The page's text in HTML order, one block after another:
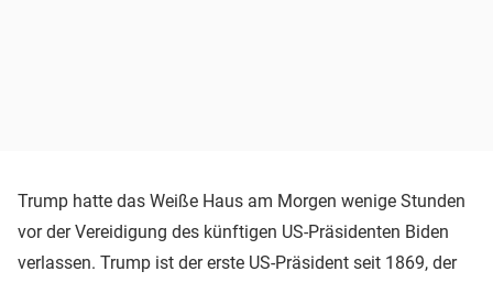
Trump hatte das Weiße Haus am Morgen wenige Stunden
vor der Vereidigung des künftigen US-Präsidenten Biden
verlassen. Trump ist der erste US-Präsident seit 1869, der